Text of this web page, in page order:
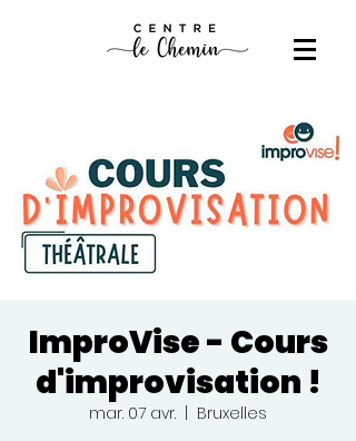
ImproVise - Cours
d'improvisation !
mar. 07 avr.
Bruxelles